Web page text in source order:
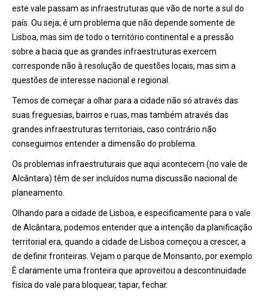
este vale passam as infraestruturas que vão de norte a sul do
país. Ou seja; é um problema que não depende somente de
Lisboa, mas sim de todo o território continental e a pressão
sobre a bacia que as grandes infraestruturas exercem
corresponde não à resolução de questões locais, mas sim a
questões de interesse nacional e regional.
Temos de começar a olhar para a cidade não só através das
suas freguesias, bairros e ruas, mas também através das
grandes infraestruturas territoriais, caso contrário não
conseguimos entender a dimensão do problema.
Os problemas infraestruturais que aqui acontecem (no vale de
Alcântara) têm de ser incluídos numa discussão nacional de
planeamento.
Olhando para a cidade de Lisboa, e especificamente para o vale
de Alcântara, podemos entender que a intenção da planificação
territorial era, quando a cidade de Lisboa começou a crescer, a
de definir fronteiras. Vejam o parque de Monsanto, por exemplo.
É claramente uma fronteira que aproveitou a descontinuidade
física do vale para bloquear, tapar, fechar.